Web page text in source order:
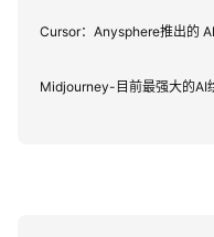
Cursor：Anysphere推出的
Midjourney-目前最强大的AI